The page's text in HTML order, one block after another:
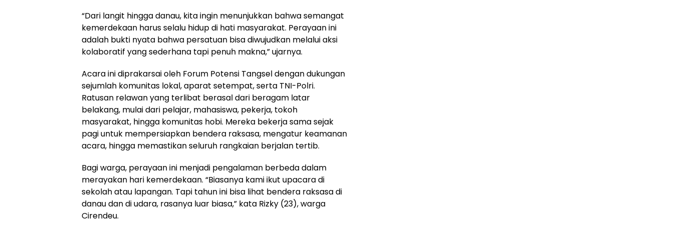
“Dari langit hingga danau, kita ingin menunjukkan bahwa semangat
kemerdekaan harus selalu hidup di hati masyarakat. Perayaan ini
adalah bukti nyata bahwa persatuan bisa diwujudkan melalui aksi
kolaboratif yang sederhana tapi penuh makna,” ujarnya.
Acara ini diprakarsai oleh Forum Potensi Tangsel dengan dukungan
sejumlah komunitas lokal, aparat setempat, serta TNI-Polri.
Ratusan relawan yang terlibat berasal dari beragam latar
belakang, mulai dari pelajar, mahasiswa, pekerja, tokoh
masyarakat, hingga komunitas hobi. Mereka bekerja sama sejak
pagi untuk mempersiapkan bendera raksasa, mengatur keamanan
acara, hingga memastikan seluruh rangkaian berjalan tertib.
Bagi warga, perayaan ini menjadi pengalaman berbeda dalam
merayakan hari kemerdekaan. “Biasanya kami ikut upacara di
sekolah atau lapangan. Tapi tahun ini bisa lihat bendera raksasa di
danau dan di udara, rasanya luar biasa,” kata Rizky (23), warga
Cirendeu.